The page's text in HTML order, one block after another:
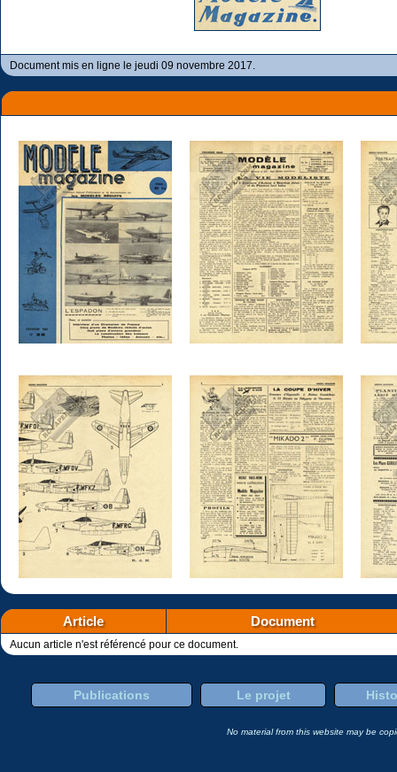
Document mis en ligne le jeudi 09 novembre 2017.
Article Document
Aucun article n'est référencé pour ce document.
Publications Le projet
No material from this website may be